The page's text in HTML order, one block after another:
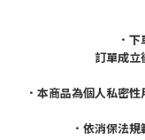
．
訂單成立
．本商品為個人私密
．依消保法